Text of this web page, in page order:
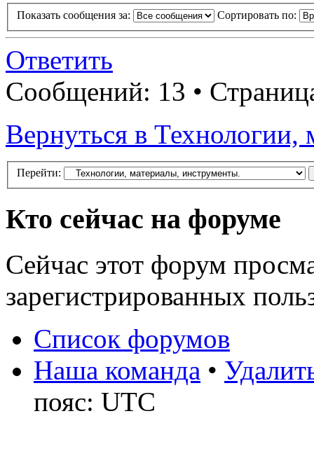
Показать сообщения за: Сортировать по:
Ответить
Сообщений: 13 •
Вернуться в
Перейти:
Кто сейчас на форуме
Сейчас этот форум
зарегистрированных
Список форумов
Наша команда •
пояс: UTC